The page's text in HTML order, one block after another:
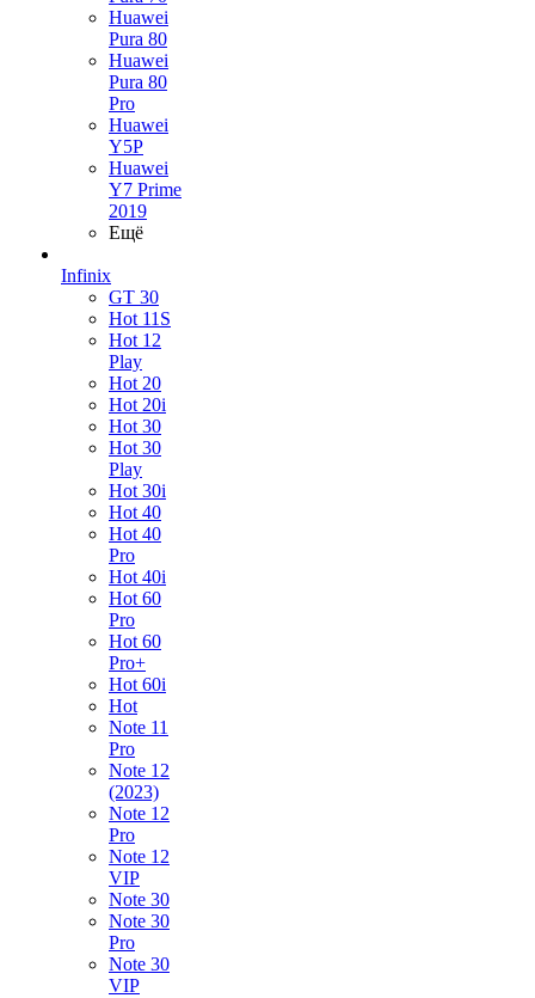
Huawei
Pura 80
Huawei
Pura 80
Pro
Huawei
Y5P
Huawei
Y7 Prime
2019
Ещё
Infinix
GT 30
Hot 11S
Hot 12
Play
Hot 20
Hot 20i
Hot 30
Hot 30
Play
Hot 30i
Hot 40
Hot 40
Pro
Hot 40i
Hot 60
Pro
Hot 60
Pro+
Hot 60i
Hot
Note 11
Pro
Note 12
(2023)
Note 12
Pro
Note 12
VIP
Note 30
Note 30
Pro
Note 30
VIP